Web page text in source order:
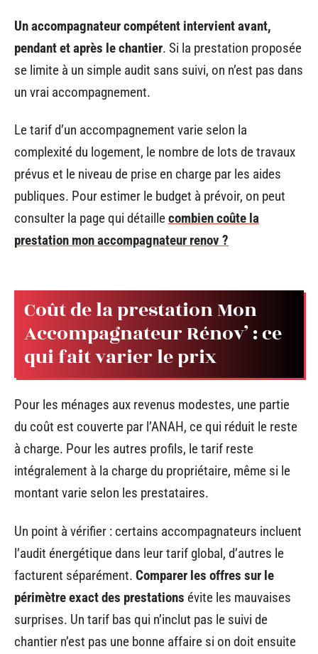
Un accompagnateur compétent intervient avant,
pendant et après le chantier. Si la prestation proposée
se limite à un simple audit sans suivi, on n’est pas dans
un vrai accompagnement.
Le tarif d’un accompagnement varie selon la
complexité du logement, le nombre de lots de travaux
prévus et le niveau de prise en charge par les aides
publiques. Pour estimer le budget à prévoir, on peut
consulter la page qui détaillecombien coûte la
prestation mon accompagnateur renov ?
Coût de la prestation Mon
Accompagnateur Rénov’ : ce
qui fait varier le prix
Pour les ménages aux revenus modestes, une partie
du coût est couverte par l’ANAH, ce qui réduit le reste
à charge. Pour les autres profils, le tarif reste
intégralement à la charge du propriétaire, même si le
montant varie selon les prestataires.
Un point à vérifier : certains accompagnateurs incluent
l’audit énergétique dans leur tarif global, d’autres le
facturent séparément. Comparer les offres sur le
périmètre exact des prestations évite les mauvaises
surprises. Un tarif bas qui n’inclut pas le suivi de
chantier n’est pas une bonne affaire si on doit ensuite